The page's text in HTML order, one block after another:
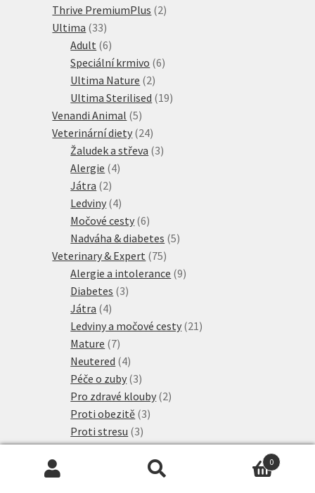
produktů
Thrive PremiumPlus 22
Ultima 3333
produktů
Adult 66
produktů
Speciální krmivo 66
Ultima Nature 22
produkty
Ultima Sterilised 1919
Venandi Animal 55
produktů
Veterinární diety 2424
produktů
Žaludek a střeva 33
Alergie 44
Játra 22
produkty
Ledviny 44
produkty
Močové cesty 66
produktů
Nadváha & diabetes 55
Veterinary & Expert 7575
produktů
Alergie a intolerance 99
Diabetes 33
Játra 44
produkty
Ledviny a močové cesty 21 21
Mature 77
produktů
Neutered 44
produkty
Péče o zuby 33
produkty
Pro zdravé klouby 22
Proti obezitě 33
Proti stresu 33
produkty
Srst a kůže 22
produkty
Žaludek a střeva 14 0